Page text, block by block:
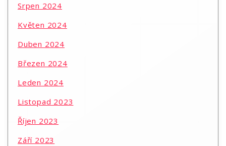
Srpen 2024
Květen 2024
Duben 2024
Březen 2024
Leden 2024
Listopad 2023
Říjen 2023
Září 2023